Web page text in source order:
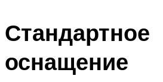
Стандартное
оснащение